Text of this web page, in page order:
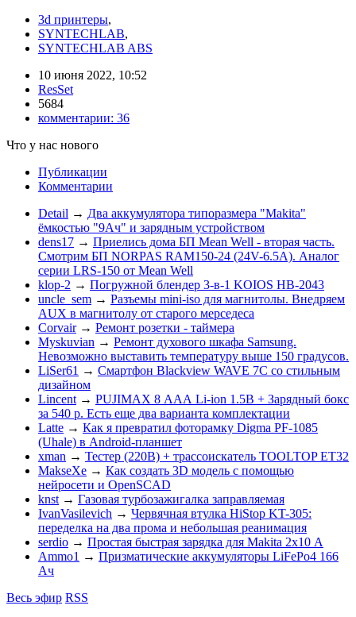
3d принтеры,
SYNTECHLAB,
SYNTECHLAB ABS
10 июня 2022, 10:52
ResSet
5684
комментарии: 36
Что у нас нового
Публикации
Комментарии
Detail → Два аккумулятора типоразмера "Makita"
ёмкостью "9Ач" и зарядным устройством
dens17 → Приелись дома БП Mean Well - вторая часть.
Смотрим БП NORPAS RAM150-24 (24V-6.5A). Аналог
серии LRS-150 от Mean Well
klop-2 → Погружной блендер 3-в-1 KOIOS HB-2043
uncle_sem → Разъемы mini-iso для магнитолы. Внедряем
AUX в магнитолу от старого мерседеса
Corvair → Ремонт розетки - таймера
Myskuvian → Ремонт духового шкафа Samsung.
Невозможно выставить температуру выше 150 градусов.
LiSer61 → Смартфон Blackview WAVE 7C со стильным
дизайном
Lincent → PUJIMAX 8 ААА Li-ion 1.5В + Зарядный бокс
за 540 р. Есть еще два варианта комплектации
Latte → Как я превратил фоторамку Digma PF-1085
(Uhale) в Android-планшет
xman → Тестер (220В) + трассоискатель TOOLTOP ET32
MakseXe → Как создать 3D модель с помощью
нейросети и OpenSCAD
knst → Газовая турбозажигалка заправляемая
IvanVasilevich → Червячная втулка HiStop KT-305:
переделка на два прома и небольшая реанимация
serdio → Простая быстрая зарядка для Makita 2х10 А
Ammo1 → Призматические аккумуляторы LiFePo4 166
Ач
Весь эфир RSS